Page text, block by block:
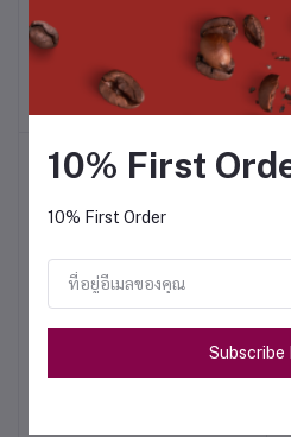
Cloud Catcher Espresso
Blend Intercof x Roaster
฿509.00
10% First
10% First Order
Subscribe